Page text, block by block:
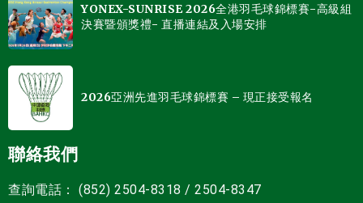
YONEX-SUNRISE 2026全港羽毛球錦標賽-高級組
決賽暨頒獎禮- 直播連結及入場安排
2026亞洲先進羽毛球錦標賽 – 現正接受報名
聯絡我們
查詢電話： (852) 2504-8318 / 2504-8347